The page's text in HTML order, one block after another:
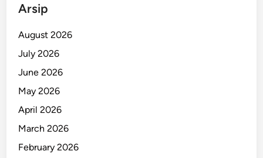
Arsip
August 2026
July 2026
June 2026
May 2026
April 2026
March 2026
February 2026